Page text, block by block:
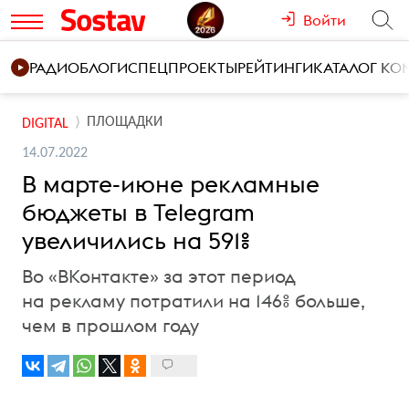
Войти
РАДИОБЛОГИСПЕЦПРОЕКТЫРЕЙТИНГИКАТАЛОГ
DIGITAL ПЛОЩАДКИ
14.07.2022
В марте-июне рекламные
бюджеты в Telegram
увеличились на 591%
Во «ВКонтакте» за этот период
на рекламу потратили на 146% больше,
чем в прошлом году